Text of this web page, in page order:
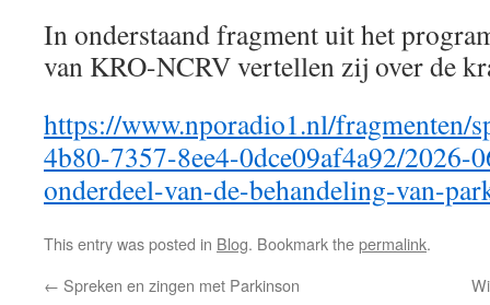
In onderstaand fragment uit het
van KRO-NCRV vertellen zij over de
https://www.nporadio1.nl/fragmenten/
4b80-7357-8ee4-0dce09af4a92/2026-
onderdeel-van-de-behandeling-van-
This entry was posted in Blog. Bookmark thepermalink.
← Spreken en zingen met Parkinson